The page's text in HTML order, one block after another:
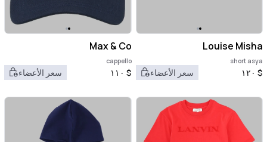
Louise Misha
short asya
$ ١٢٠ سعر الأعضاء
Max & Co
cappello
$ ١١٠ سعر الأعضاء